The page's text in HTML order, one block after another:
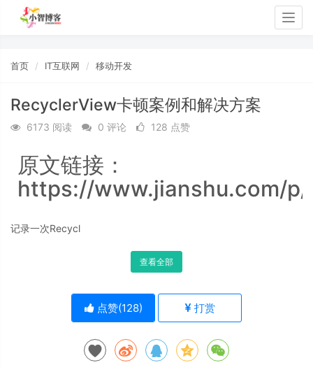
首页 IT互联网 移动开发
RecyclerView卡顿案例和解决方案
6173 阅读 0 评论 128 点赞
原文链接：
https://www.jianshu.com/
记录一次Recycl
查看全部
点赞(128) 打赏